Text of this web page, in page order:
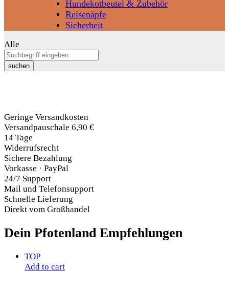
Hundekotbeutel & Zubehör
Reisenäpfe
Sicherheit
Alle
suchen
Geringe Versandkosten
Versandpauschale 6,90 €
14 Tage
Widerrufsrecht
Sichere Bezahlung
Vorkasse · PayPal
24/7 Support
Mail und Telefonsupport
Schnelle Lieferung
Direkt vom Großhandel
Dein Pfotenland Empfehlungen
TOP
Add to cart